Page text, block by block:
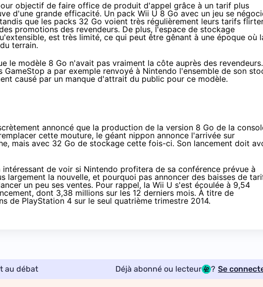
objectif de faire office de produit d'appel grâce à un tarif plus
d'une grande efficacité. Un pack Wii U 8 Go avec un jeu se
que les packs 32 Go voient très régulièrement leurs tarifs
promotions des revendeurs. De plus, l'espace de stockage
est très limité, ce qui peut être gênant à une époque où
terrain.
le modèle 8 Go n'avait pas vraiment la côte auprès des revendeurs.
GameStop a par exemple renvoyé à Nintendo l'ensemble de son
causé par un manque d'attrait du public pour ce modèle.
annoncé que la production de la version 8 Go de la
cette mouture, le géant nippon annonce l'arrivée sur
mais avec 32 Go de stockage cette fois-ci. Son lancement doit
de voir si Nintendo profitera de sa conférence prévue à
largement la nouvelle, et pourquoi pas annoncer des baisses de
un peu ses ventes. Pour rappel, la Wii U s'est écoulée à 9,54
, dont 3,38 millions sur les 12 derniers mois. À titre de
de PlayStation 4 sur le seul quatrième trimestre 2014.
au débat Déjà abonné ou lecteur ? Se